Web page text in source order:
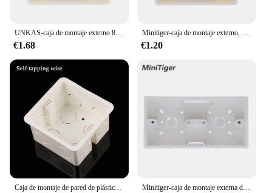
UNKAS-caja de montaje externo 86mm * 86mm * 34mm para 86mm, Interruptor táctil estándar y enchufe, aplique para cualquier posición de superficie de pared
€1.68
Minitiger-caja de montaje externo, 86mm x 86mm x 34mm para Interruptor táctil estándar de 86mm y enchufe aplicable para cualquier posición de la superficie de la pared
€1.20
Caja de montaje de pared de plástico PVC, Cassette de interruptor inferior oculto de unión, luz táctil para el hogar Minitiger-caja de montaje externa de 172mm x 86mm x 33mm para interruptores o enchufes de doble toque tipo 86, aplicable para cualquier posición de superficie de pared